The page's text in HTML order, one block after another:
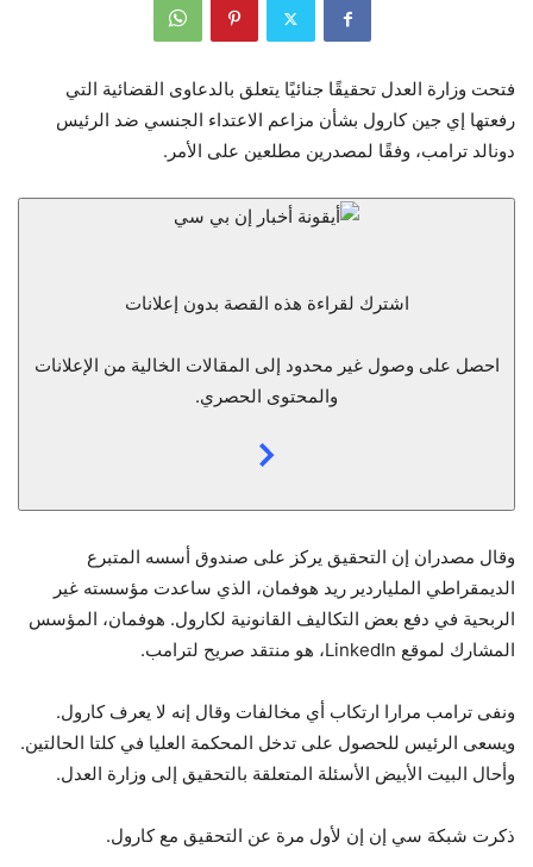
فتحت وزارة العدل تحقيقًا جنائيًا يتعلق بالدعاوى القضائية التي
رفعتها إي جين كارول بشأن مزاعم الاعتداء الجنسي ضد الرئيس
دونالد ترامب، وفقًا لمصدرين مطلعين على الأمر.
اشترك لقراءة هذه القصة بدون إعلانات
احصل على وصول غير محدود إلى المقالات الخالية من الإعلانات
والمحتوى الحصري.
وقال مصدران إن التحقيق يركز على صندوق أسسه المتبرع
الديمقراطي الملياردير ريد هوفمان، الذي ساعدت مؤسسته غير
الربحية في دفع بعض التكاليف القانونية لكارول. هوفمان، المؤسس
المشارك لموقع LinkedIn، هو منتقد صريح لترامب.
ونفى ترامب مرارا ارتكاب أي مخالفات وقال إنه لا يعرف كارول.
ويسعى الرئيس للحصول على تدخل المحكمة العليا في كلتا الحالتين.
وأحال البيت الأبيض الأسئلة المتعلقة بالتحقيق إلى وزارة العدل.
ذكرت شبكة سي إن إن لأول مرة عن التحقيق مع كارول.